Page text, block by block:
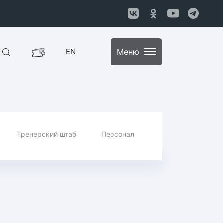
EN Меню
Тренерский штаб Персонал